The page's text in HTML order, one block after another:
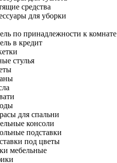
средства
для уборки
по принадлежности к комнате
в кредит
стулья
для спальни
консоли
подставки
под цветы
мебельные